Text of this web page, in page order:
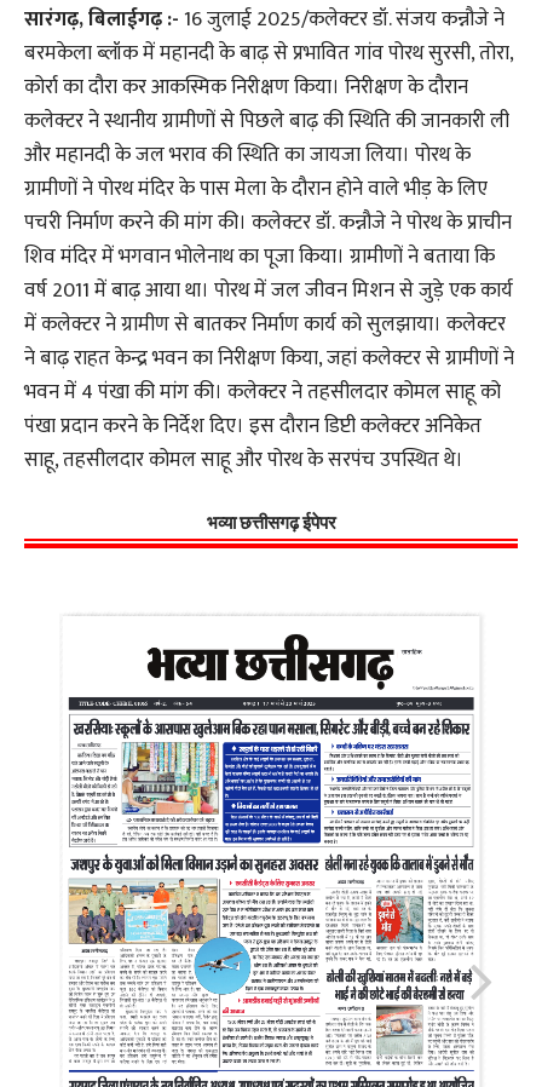
सारंगढ़, बिलाईगढ़ :-16 जुलाई 2025/कलेक्टर डॉ. संजय कन्नौजे ने
बरमकेला ब्लॉक में महानदी के बाढ़ से प्रभावित गांव पोरथ सुरसी, तोरा,
कोर्रा का दौरा कर आकस्मिक निरीक्षण किया। निरीक्षण के दौरान
कलेक्टर ने स्थानीय ग्रामीणों से पिछले बाढ़ की स्थिति की जानकारी ली
और महानदी के जल भराव की स्थिति का जायजा लिया। पोरथ के
ग्रामीणों ने पोरथ मंदिर के पास मेला के दौरान होने वाले भीड़ के लिए
पचरी निर्माण करने की मांग की। कलेक्टर डॉ. कन्नौजे ने पोरथ के प्राचीन
शिव मंदिर में भगवान भोलेनाथ का पूजा किया। ग्रामीणों ने बताया कि
वर्ष 2011 में बाढ़ आया था। पोरथ में जल जीवन मिशन से जुड़े एक कार्य
में कलेक्टर ने ग्रामीण से बातकर निर्माण कार्य को सुलझाया। कलेक्टर
ने बाढ़ राहत केन्द्र भवन का निरीक्षण किया, जहां कलेक्टर से ग्रामीणों ने
भवन में 4 पंखा की मांग की। कलेक्टर ने तहसीलदार कोमल साहू को
पंखा प्रदान करने के निर्देश दिए। इस दौरान डिप्टी कलेक्टर अनिकेत
साहू, तहसीलदार कोमल साहू और पोरथ के सरपंच उपस्थित थे।
भव्या छत्तीसगढ़ ईपेपर